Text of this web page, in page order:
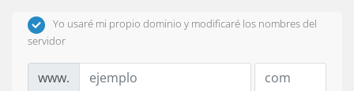
Yo usaré mi propio dominio y modificaré los nombres del
servidor
www.